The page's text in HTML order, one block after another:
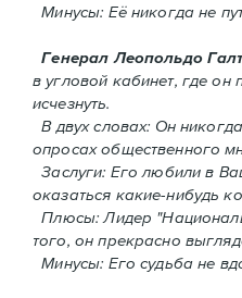
Минусы: Её никогда не
Генерал Леопольдо
в угловой кабинет, где
исчезнуть.
В двух словах: Oн
опросах общественного
Заслуги: Его любили в
оказаться какие-нибудь
Плюсы: Лидер
того, он прекрасно
Минусы: Его судьба не